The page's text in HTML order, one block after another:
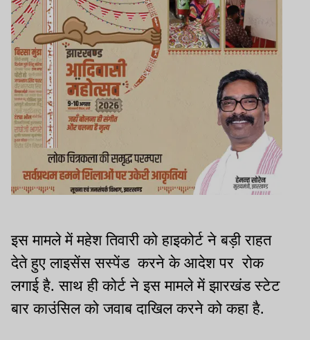
इस मामले में महेश तिवारी को हाइकोर्ट ने बड़ी राहत
देते हुए लाइसेंस सस्पेंड करने के आदेश पर रोक
लगाई है. साथ ही कोर्ट ने इस मामले में झारखंड स्टेट
बार काउंसिल को जवाब दाखिल करने को कहा है.